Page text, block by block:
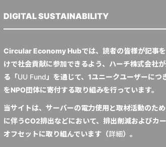
DIGITAL SUSTAINABILITY
Circular Economy Hubでは、読者の皆様が記事
けで社会貢献に参加できるよう、ハーチ株式会社
る「UU Fund」を通じて、1ユニークユーザーにつ
をNPO団体に寄付する取り組みを行っています。
当サイトは、サーバーの電力使用と取材活動のた
に伴うCO2排出などにおいて、排出削減およびカー
オフセットに取り組んでいます（詳細）。